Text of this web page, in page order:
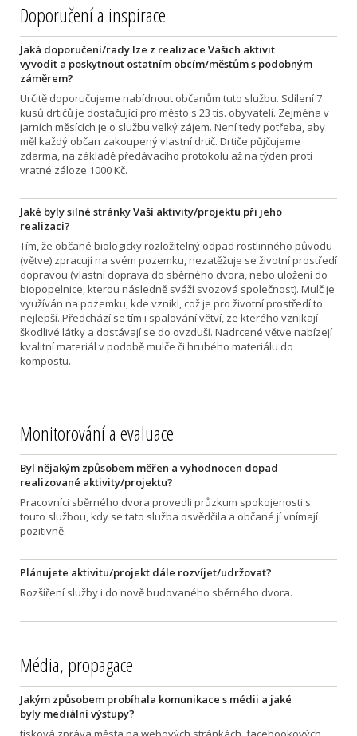
Doporučení a inspirace
Jaká doporučení/rady lze z realizace Vašich aktivit
vyvodit a poskytnout ostatním obcím/městům s podobným
záměrem?
Určitě doporučujeme nabídnout občanům tuto službu. Sdílení 7
kusů drtičů je dostačující pro město s 23 tis. obyvateli. Zejména v
jarních měsících je o službu velký zájem. Není tedy potřeba, aby
měl každý občan zakoupený vlastní drtič. Drtiče půjčujeme
zdarma, na základě předávacího protokolu až na týden proti
vratné záloze 1000 Kč.
Jaké byly silné stránky Vaší aktivity/projektu při jeho
realizaci?
Tím, že občané biologicky rozložitelný odpad rostlinného původu
(větve) zpracují na svém pozemku, nezatěžuje se životní prostředí
dopravou (vlastní doprava do sběrného dvora, nebo uložení do
biopopelnice, kterou následně sváží svozová společnost). Mulč je
využíván na pozemku, kde vznikl, což je pro životní prostředí to
nejlepší. Předchází se tím i spalování větví, ze kterého vznikají
škodlivé látky a dostávají se do ovzduší. Nadrcené větve nabízejí
kvalitní materiál v podobě mulče či hrubého materiálu do
kompostu.
Monitorování a evaluace
Byl nějakým způsobem měřen a vyhodnocen dopad
realizované aktivity/projektu?
Pracovníci sběrného dvora provedli průzkum spokojenosti s
touto službou, kdy se tato služba osvědčila a občané jí vnímají
pozitivně.
Plánujete aktivitu/projekt dále rozvíjet/udržovat?
Rozšíření služby i do nově budovaného sběrného dvora.
Média, propagace
Jakým způsobem probíhala komunikace s médii a jaké
byly mediální výstupy?